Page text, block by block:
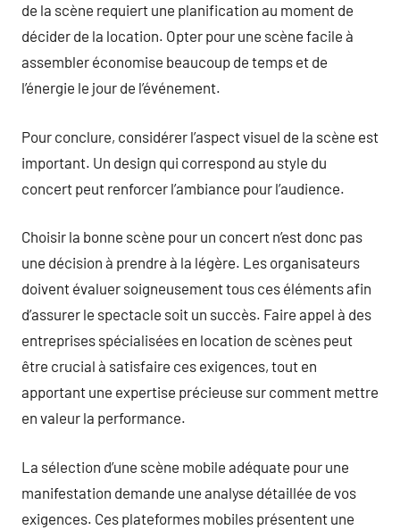
de la scène requiert une planification au moment de
décider de la location. Opter pour une scène facile à
assembler économise beaucoup de temps et de
l’énergie le jour de l’événement.
Pour conclure, considérer l’aspect visuel de la scène est
important. Un design qui correspond au style du
concert peut renforcer l’ambiance pour l’audience.
Choisir la bonne scène pour un concert n’est donc pas
une décision à prendre à la légère. Les organisateurs
doivent évaluer soigneusement tous ces éléments afin
d’assurer le spectacle soit un succès. Faire appel à des
entreprises spécialisées en location de scènes peut
être crucial à satisfaire ces exigences, tout en
apportant une expertise précieuse sur comment mettre
en valeur la performance.
La sélection d’une scène mobile adéquate pour une
manifestation demande une analyse détaillée de vos
exigences. Ces plateformes mobiles présentent une